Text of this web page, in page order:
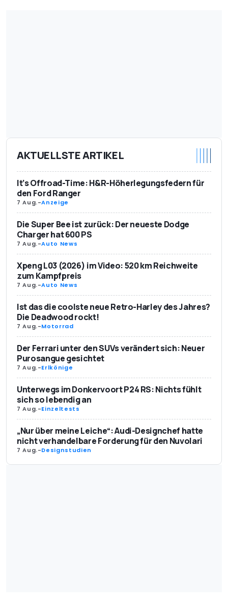
AKTUELLSTE ARTIKEL
It’s Offroad-Time: H&R-Höherlegungsfedern für
den Ford Ranger
7 Aug.-Anzeige
Die Super Bee ist zurück: Der neueste Dodge
Charger hat 600 PS
7 Aug.-Auto News
Xpeng L03 (2026) im Video: 520 km Reichweite
zum Kampfpreis
7 Aug.-Auto News
Ist das die coolste neue Retro-Harley des Jahres?
Die Deadwood rockt!
7 Aug.-Motorrad
Der Ferrari unter den SUVs verändert sich: Neuer
Purosangue gesichtet
7 Aug.-Erlkönige
Unterwegs im Donkervoort P24 RS: Nichts fühlt
sich so lebendig an
7 Aug.-Einzeltests
„Nur über meine Leiche“: Audi-Designchef hatte
nicht verhandelbare Forderung für den Nuvolari
7 Aug.-Designstudien